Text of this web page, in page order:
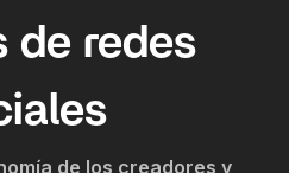
de redes
de los creadores y